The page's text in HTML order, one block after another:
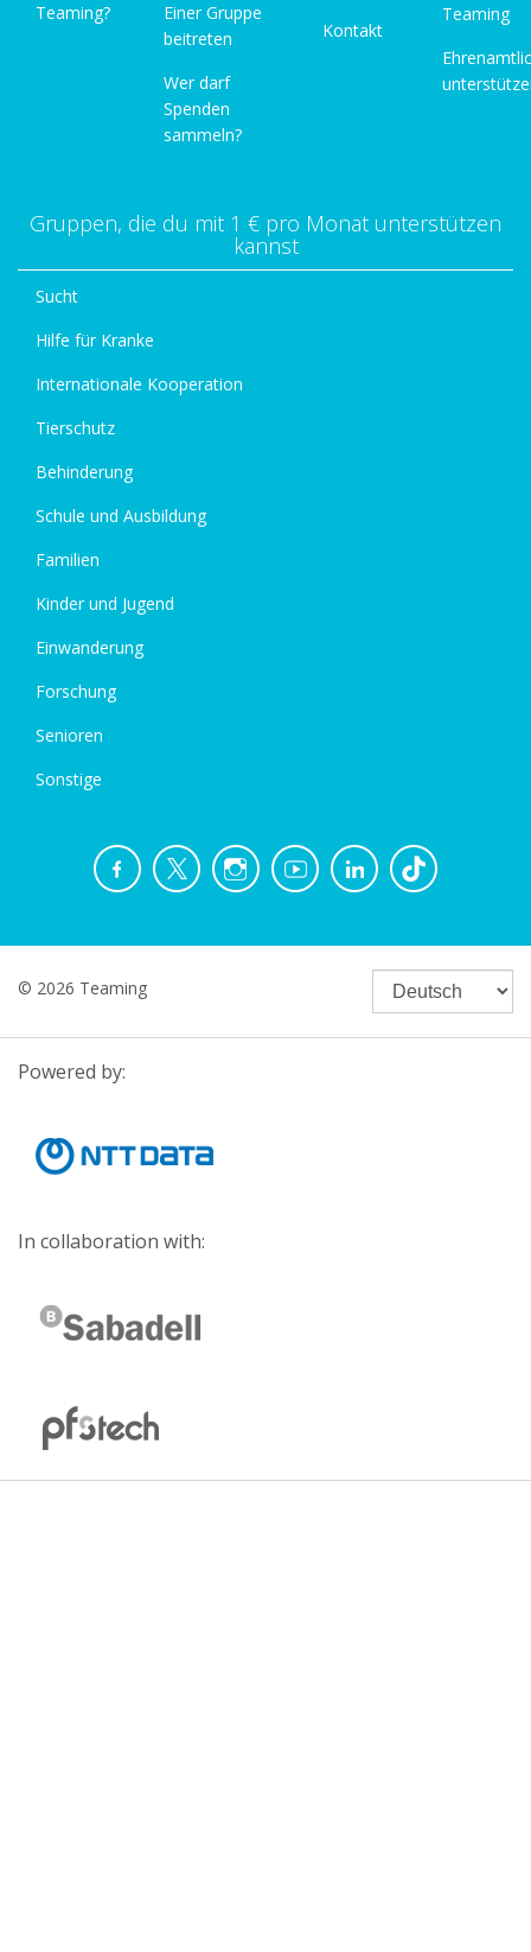
Teaming?
Einer Gruppe
beitreten
Wer darf
Spenden
sammeln?
Kontakt
Teaming
Gruppen, die du mit 1 € pro Monat unterstützen
kannst
Sucht
Hilfe für Kranke
Internationale Kooperation
Tierschutz
Behinderung
Schule und Ausbildung
Familien
Kinder und Jugend
Einwanderung
Forschung
Senioren
Sonstige
© 2026 Teaming
Powered by:
In collaboration with: